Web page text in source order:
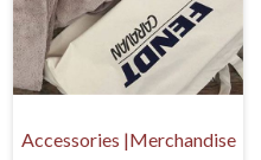
Accessories |Merchandise